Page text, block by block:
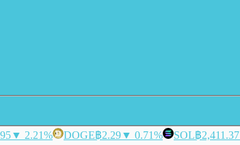
▼ 2.21% DOGE฿2.29▼ 0.71% SOL฿2,411.37